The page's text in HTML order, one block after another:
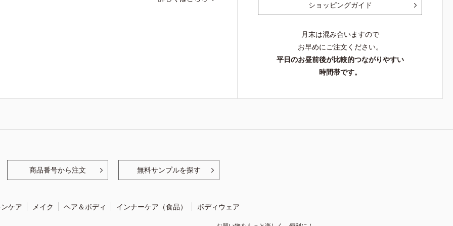
ショッピングガイド
月末は混み合いますので
お早めにご注文ください。
平日のお昼前後が比較的つながりやすい
時間帯です。
商品番号から注文 無料サンプルを探す
ケア メイク ヘア＆ボディ インナーケア（食品） ボディウェア